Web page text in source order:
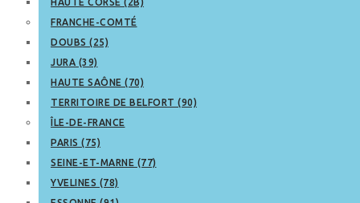
FRANCHE-COMTÉ
DOUBS (25)
JURA (39)
HAUTE SAÔNE (70)
TERRITOIRE DE BELFORT (90)
ÎLE-DE-FRANCE
PARIS (75)
SEINE-ET-MARNE (77)
YVELINES (78)